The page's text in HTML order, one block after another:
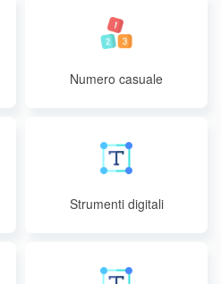
Numero casuale
Strumenti digitali